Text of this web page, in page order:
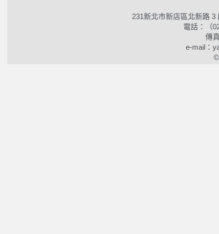
231新北市新店區北新路
電話：（
傳
e-mail：